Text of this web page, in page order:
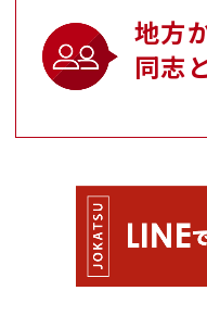
地方
同志